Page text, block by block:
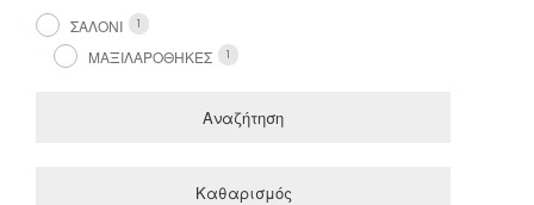
ΣΑΛΟΝΙ 1
ΜΑΞΙΛΑΡΟΘΗΚΕΣ 1
Αναζήτηση
Καθαρισμός